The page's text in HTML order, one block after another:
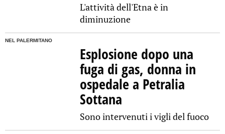
L'attività dell'Etna è in
diminuzione
NEL PALERMITANO
Esplosione dopo una
fuga di gas, donna in
ospedale a Petralia
Sottana
Sono intervenuti i vigli del fuoco